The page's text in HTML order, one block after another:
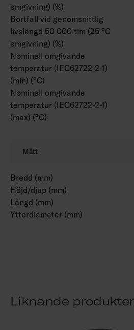
omgivning) (%)
Bortfall vid genomsnittlig
livslängd 50 000 tim (25 °C
omgivning) (%)
Nominell omgivande
temperatur (IEC62722-2-1)
(min) (°C)
Nominell omgivande
temperatur (IEC62722-2-1)
(max) (°C)
Mått
Bredd (mm)
Höjd/djup (mm)
Längd (mm)
Ytterdiameter (mm)
Liknande produkter